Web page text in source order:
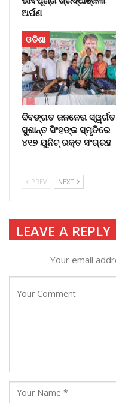
ଅର୍ପଣ
ଓଡିଶା
ଦିବଙ୍ଗତ ଜନନେତା ସ୍ୱର୍ଗତ
ସୁଶାନ୍ତ ସିଂହଙ୍କ ସ୍ମୃତିରେ
୪୧୭ ୟୁନିଟ୍ ରକ୍ତ ସଂଗ୍ରହ
PREV NEXT
LEAVE A REPLY
Your email